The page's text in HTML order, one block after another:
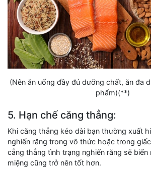
(Nên ăn uống đầy đủ dưỡng chất, ăn đa
phẩm)(**)
5. Hạn chế căng thẳng:
Khi căng thẳng kéo dài bạn thường xuất
nghiến răng trong vô thức hoặc trong
cẳng thẳng tình trạng nghiến răng sẽ biến
miệng cũng trở nên tốt hơn.